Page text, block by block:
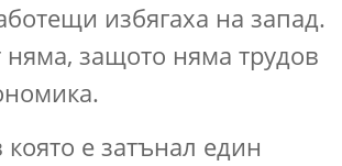
избягаха на запад.
няма, защото няма трудов
е затънал един